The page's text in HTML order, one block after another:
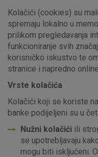
Kolačići (cookies) su
spremaju lokalno u
prilikom pregledavanja
funkcioniranje svih
korisničko iskustvo te
stranice i napredno
Vrste kolačića
Kolačići koji se koriste
banke podijeljeni su u
Nužni kolačići ili
se upotrebljavaju
mogu biti isključeni.